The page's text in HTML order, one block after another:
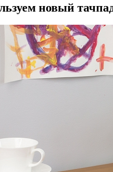
новый